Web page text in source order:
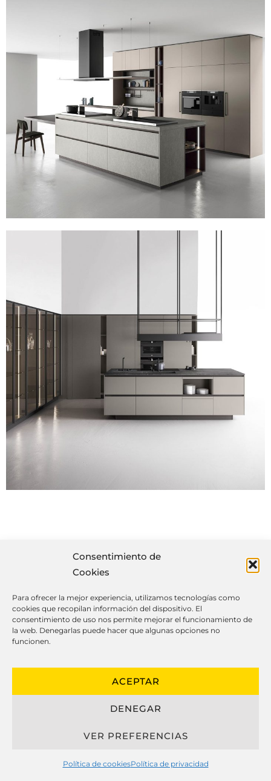
Consentimiento de
Cookies
Para ofrecer la mejor experiencia, utilizamos tecnologías como
cookies que recopilan información del dispositivo. El
consentimiento de uso nos permite mejorar el funcionamiento de
la web. Denegarlas puede hacer que algunas opciones no
funcionen.
ACEPTAR
DENEGAR
VER PREFERENCIAS
Política de cookiesPolítica de privacidad
Cosas que igual no sabes de las
cocinas a medida
El diseño moderno de cocinas hechas a
medida ha cambiado de manera
funcionalidad y resistencia para crear
cocinas personalizados que se moldan
perfectamente al estilo de vida de sus
Al hablar sobre cocinas a medida, es